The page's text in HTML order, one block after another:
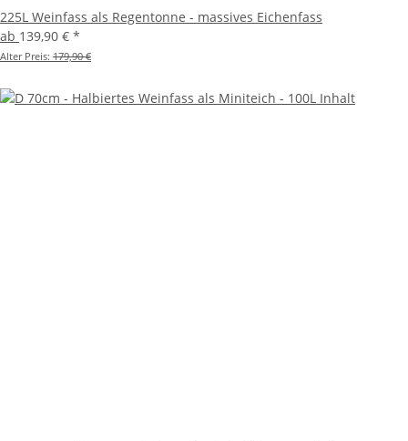
225L Weinfass als Regentonne - massives Eichenfass
ab 139,90 € *
Alter Preis: 179,90 €